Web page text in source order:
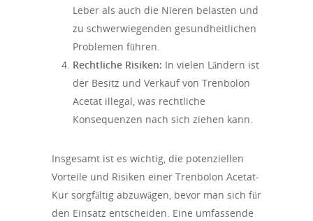
Leber als auch die Nieren belasten und
zu schwerwiegenden gesundheitlichen
Problemen führen.
Rechtliche Risiken: In vielen Ländern ist
der Besitz und Verkauf von Trenbolon
Acetat illegal, was rechtliche
Konsequenzen nach sich ziehen kann.
Insgesamt ist es wichtig, die potenziellen
Vorteile und Risiken einer Trenbolon Acetat-
Kur sorgfältig abzuwägen, bevor man sich für
den Einsatz entscheiden. Eine umfassende